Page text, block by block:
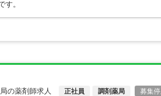
す。
の薬剤師求人
正社員 調剤薬局 募集停